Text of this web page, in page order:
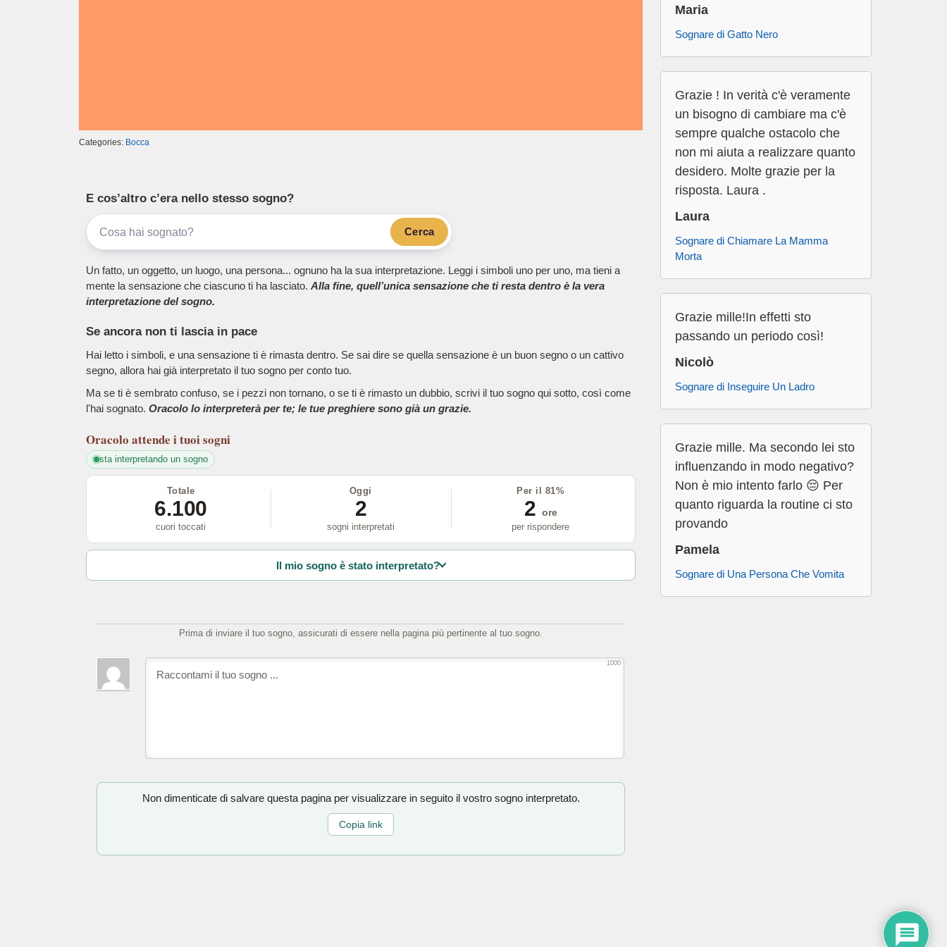
Categories: Bocca
E cos’altro c’era nello stesso sogno?
Cerca
Un fatto, un oggetto, un luogo, una persona... ognuno ha la sua interpretazione. Leggi i simboli uno per uno, ma tieni a
mente la sensazione che ciascuno ti ha lasciato. Alla fine, quell’unica sensazione che ti resta dentro è la vera
interpretazione del sogno.
Se ancora non ti lascia in pace
Hai letto i simboli, e una sensazione ti è rimasta dentro. Se sai dire se quella sensazione è un buon segno o un cattivo
segno, allora hai già interpretato il tuo sogno per conto tuo.
Ma se ti è sembrato confuso, se i pezzi non tornano, o se ti è rimasto un dubbio, scrivi il tuo sogno qui sotto, così come
l'hai sognato. Oracolo lo interpreterà per te; le tue preghiere sono già un grazie.
Oracolo attende i tuoi sogni
sta interpretando un sogno
Totale
6.100
cuori toccati
Oggi
2
sogni interpretati
Per il 81%
2 ore
per rispondere
Il mio sogno è stato interpretato?
Prima di inviare il tuo sogno, assicurati di essere nella pagina più pertinente al tuo sogno.
1000
Non dimenticate di salvare questa pagina per visualizzare in seguito il vostro sogno interpretato.
Copia link
Maria
Sognare di Gatto Nero
Grazie ! In verità c'è veramente
un bisogno di cambiare ma c'è
sempre qualche ostacolo che
non mi aiuta a realizzare quanto
desidero. Molte grazie per la
risposta. Laura .
Laura
Sognare di Chiamare La Mamma
Morta
Grazie mille!In effetti sto
passando un periodo così!
Nicolò
Sognare di Inseguire Un Ladro
Grazie mille. Ma secondo lei sto
influenzando in modo negativo?
Non è mio intento farlo 😔 Per
quanto riguarda la routine ci sto
provando
Pamela
Sognare di Una Persona Che Vomita